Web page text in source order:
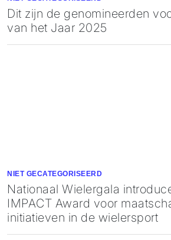
Dit zijn de genomineerden
van het Jaar 2025
NIET GECATEGORISEERD
Nationaal Wielergala
IMPACT Award voor
initiatieven in de wielersport